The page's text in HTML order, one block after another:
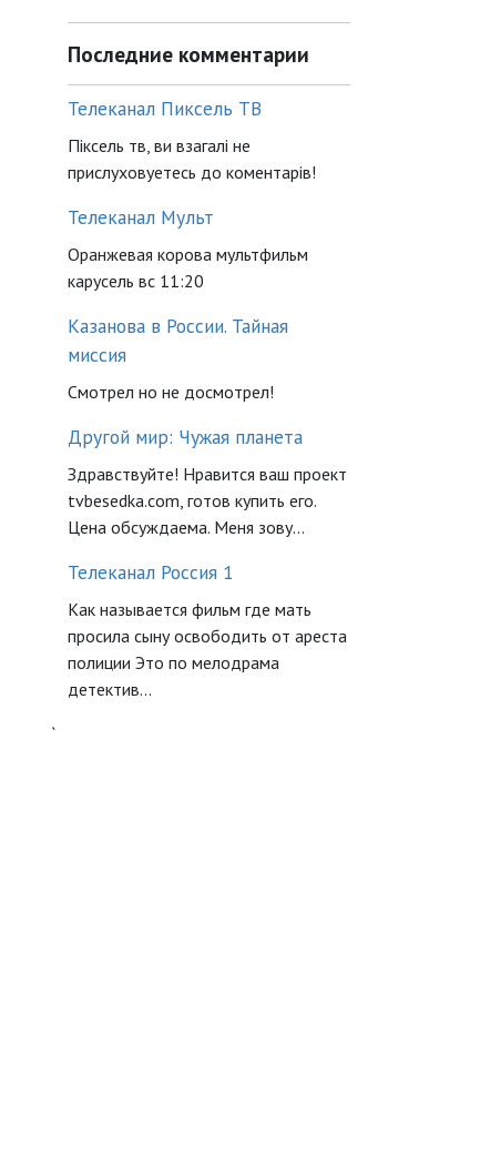
Последние комментарии
Телеканал Пиксель ТВ
Піксель тв, ви взагалі не
прислуховуетесь до коментарів!
Телеканал Мульт
Оранжевая корова мультфильм
карусель вс 11:20
Казанова в России. Тайная
миссия
Смотрел но не досмотрел!
Другой мир: Чужая планета
Здравствуйте! Нравится ваш проект
tvbesedka.com, готов купить его.
Цена обсуждаема. Меня зову...
Телеканал Россия 1
Как называется фильм где мать
просила сыну освободить от ареста
полиции Это по мелодрама
детектив...
`